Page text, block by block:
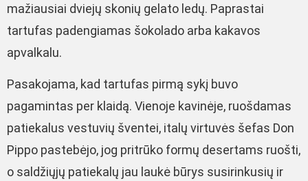
mažiausiai dviejų skonių gelato ledų. Paprastai
tartufas padengiamas šokolado arba kakavos
apvalkalu.
Pasakojama, kad tartufas pirmą sykį buvo
pagamintas per klaidą. Vienoje kavinėje, ruošdamas
patiekalus vestuvių šventei, italų virtuvės šefas Don
Pippo pastebėjo, jog pritrūko formų desertams ruošti,
o saldžiųjų patiekalų jau laukė būrys susirinkusių ir